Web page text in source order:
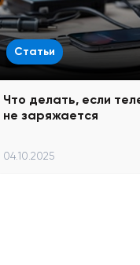
Статьи
Что делать, если
не заряжается
04.10.2025